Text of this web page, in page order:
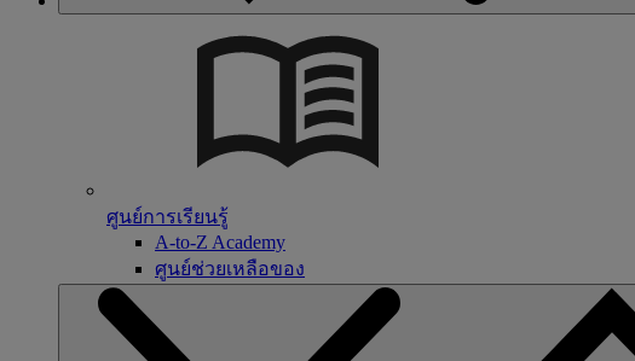
ศูนย์การเรียนรู้
A-to-Z Academy
ศูนย์ช่วยเหลือของ